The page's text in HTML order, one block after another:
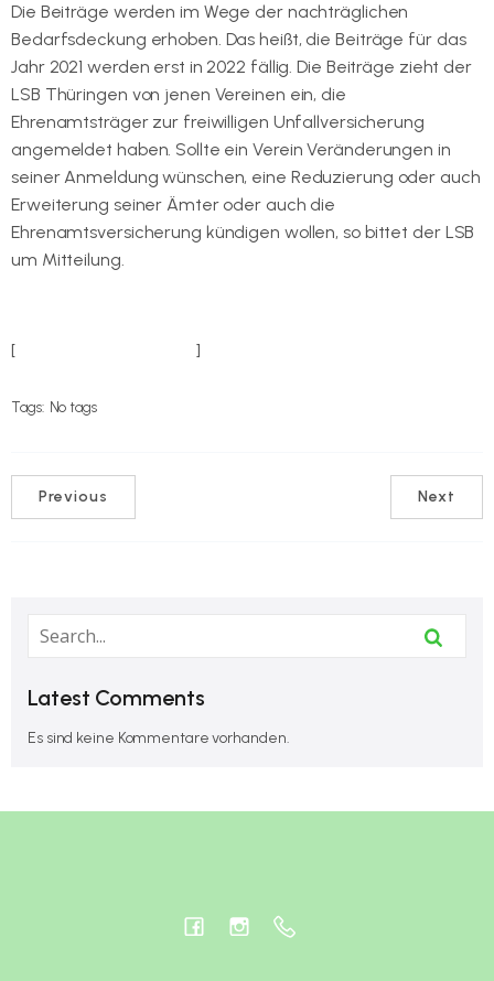
Die Beiträge werden im Wege der nachträglichen
Bedarfsdeckung erhoben. Das heißt, die Beiträge für das
Jahr 2021 werden erst in 2022 fällig. Die Beiträge zieht der
LSB Thüringen von jenen Vereinen ein, die
Ehrenamtsträger zur freiwilligen Unfallversicherung
angemeldet haben. Sollte ein Verein Veränderungen in
seiner Anmeldung wünschen, eine Reduzierung oder auch
Erweiterung seiner Ämter oder auch die
Ehrenamtsversicherung kündigen wollen, so bittet der LSB
um Mitteilung.
[Weitere Informationen ]
Tags: No tags
Previous Next
Latest Comments
Es sind keine Kommentare vorhanden.